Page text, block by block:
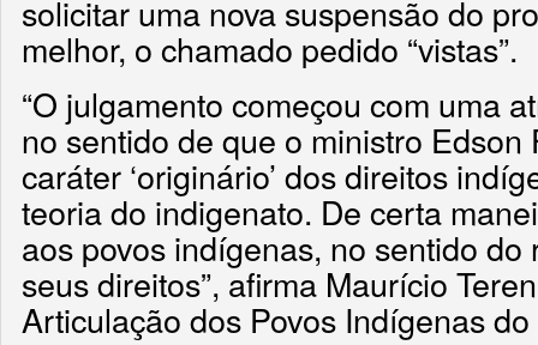
solicitar uma nova suspensão do
melhor, o chamado pedido “vistas”.
“O julgamento começou com uma
no sentido de que o ministro Edson
caráter ‘originário’ dos direitos
teoria do indigenato. De certa
aos povos indígenas, no sentido
seus direitos”, afirma Maurício
Articulação dos Povos Indígenas